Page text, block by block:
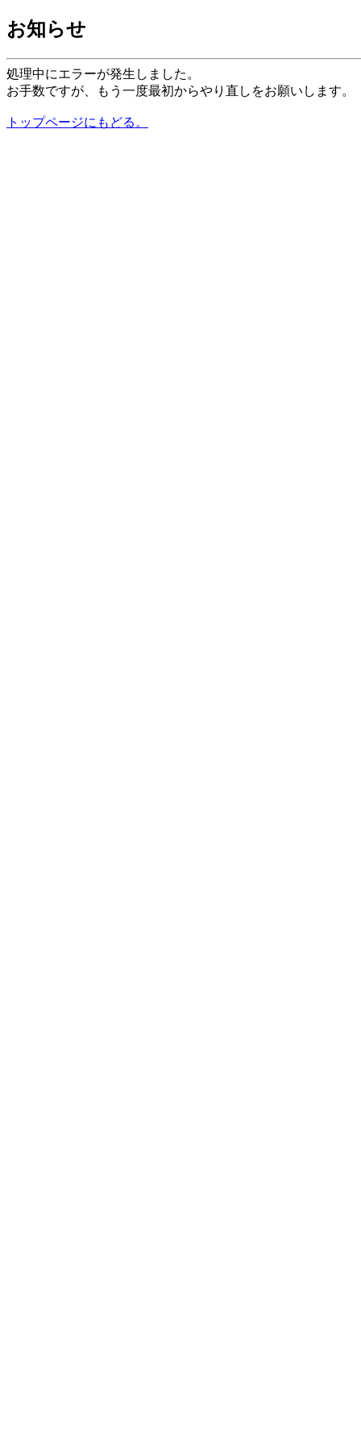
お知らせ
処理中にエラーが発生しました。
お手数ですが、もう一度最初からやり直しをお願いします。
トップページにもどる。